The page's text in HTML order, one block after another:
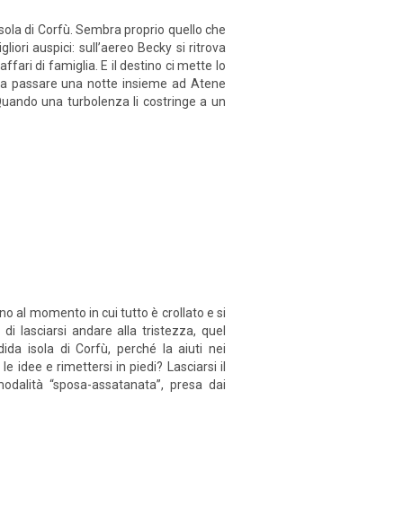
di Corfù. Sembra proprio quello che
auspici: sull’aereo Becky si ritrova
di famiglia. E il destino ci mette lo
passare una notte insieme ad Atene
una turbolenza li costringe a un
al momento in cui tutto è crollato e si
lasciarsi andare alla tristezza, quel
isola di Corfù, perché la aiuti nei
idee e rimettersi in piedi? Lasciarsi il
“sposa-assatanata”, presa dai